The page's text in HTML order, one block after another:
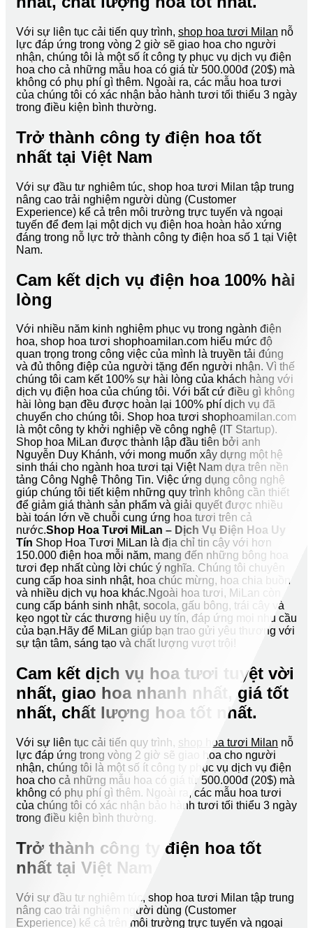
Với sự liên tục cải tiến quy trình, shop hoa tươi Milan nỗ
lực đáp ứng trong vòng 2 giờ sẽ giao hoa cho người
nhận, chúng tôi là một số ít công ty phục vụ dịch vụ điện
hoa cho cả những mẫu hoa có giá từ 500.000đ (20$) mà
không có phụ phí gì thêm. Ngoài ra, các mẫu hoa tươi
của chúng tôi có xác nhận bảo hành tươi tối thiểu 3 ngày
trong điều kiện bình thường.
Trở thành công ty điện hoa tốt
nhất tại Việt Nam
Với sự đầu tư nghiêm túc, shop hoa tươi Milan tập trung
nâng cao trải nghiệm người dùng (Customer
Experience) kể cả trên môi trường trực tuyến và ngoại
tuyến để đem lại một dịch vụ điện hoa hoàn hảo xứng
đáng trong nỗ lực trở thành công ty điện hoa số 1 tại Việt
Nam.
Cam kết dịch vụ điện hoa 100% hài
lòng
Với nhiều năm kinh nghiệm phục vụ trong ngành điện
hoa, shop hoa tươi shophoamilan.com hiểu mức độ
quan trọng trong công việc của mình là truyền tải đúng
và đủ thông điệp của người tặng đến người nhận. Vì thế
chúng tôi cam kết 100% sự hài lòng của khách hàng với
dịch vụ điện hoa của chúng tôi. Với bất cứ điều gì không
hài lòng bạn đều được hoàn lại 100% phí dịch vụ đã
chuyển cho chúng tôi. Shop hoa tươi shophoamilan.com
là một công ty khởi nghiệp về công nghệ (IT Startup).
Shop hoa MiLan được thành lập đầu tiên bởi anh
Nguyễn Duy Khánh, với mong muốn xây dựng một hệ
sinh thái cho ngành hoa tươi tại Việt Nam dựa trên nền
tảng Công Nghệ Thông Tin. Việc ứng dụng công nghệ
giúp chúng tôi tiết kiệm những quy trình không cần thiết
để giảm giá thành sản phẩm và giải quyết được nhiều
bài toán lớn về chuỗi cung ứng hoa tươi trên cả
nước.Shop Hoa Tươi MiLan – Dịch Vụ Điện Hoa Uy
Tín Shop Hoa Tươi MiLan là địa chỉ tin cậy với hơn
150.000 điện hoa mỗi năm, mang đến những bông hoa
tươi đẹp nhất cùng lời chúc ý nghĩa. Chúng tôi chuyên
cung cấp hoa sinh nhật, hoa chúc mừng, hoa chia buồn
và nhiều dịch vụ hoa khác.Ngoài hoa tươi, MiLan còn
cung cấp bánh sinh nhật, socola, gấu bông, trái cây và
kẹo ngọt từ các thương hiệu uy tín, đáp ứng mọi nhu cầu
của bạn.Hãy để MiLan giúp bạn trao gửi yêu thương với
sự tận tâm, sáng tạo và chất lượng vượt trội!
Cam kết dịch vụ hoa tươi tuyệt vời
nhất, giao hoa nhanh nhất, giá tốt
nhất, chất lượng hoa tốt nhất.
Với sự liên tục cải tiến quy trình, shop hoa tươi Milan nỗ
lực đáp ứng trong vòng 2 giờ sẽ giao hoa cho người
nhận, chúng tôi là một số ít công ty phục vụ dịch vụ điện
hoa cho cả những mẫu hoa có giá từ 500.000đ (20$) mà
không có phụ phí gì thêm. Ngoài ra, các mẫu hoa tươi
của chúng tôi có xác nhận bảo hành tươi tối thiểu 3 ngày
trong điều kiện bình thường.
Trở thành công ty điện hoa tốt
nhất tại Việt Nam
Với sự đầu tư nghiêm túc, shop hoa tươi Milan tập trung
nâng cao trải nghiệm người dùng (Customer
Experience) kể cả trên môi trường trực tuyến và ngoại